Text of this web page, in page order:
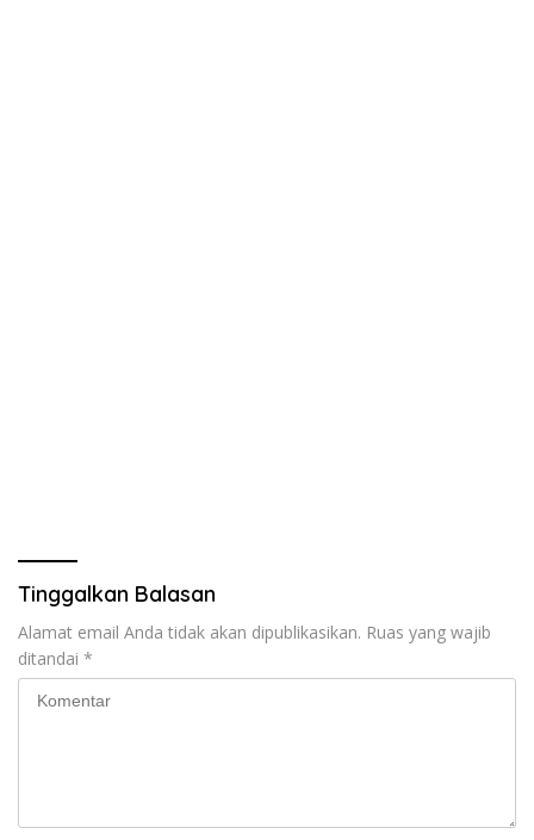
Tinggalkan Balasan
Alamat email Anda tidak akan dipublikasikan. Ruas yang wajib
ditandai *